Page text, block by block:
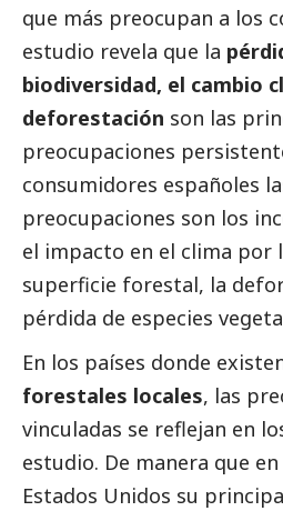
que más preocupan a los
estudio revela que la
biodiversidad, el cambio
deforestación son las
preocupaciones
consumidores españoles
preocupaciones son los
el impacto en el clima por
superficie forestal, la
pérdida de especies
En los países donde
forestales locales, las
vinculadas se reflejan en
estudio. De manera que en
Estados Unidos su